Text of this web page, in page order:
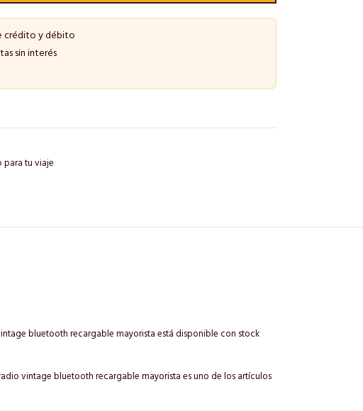
y débito
sin interés
para tu viaje
bluetooth recargable mayorista está disponible con stock
vintage bluetooth recargable mayorista es uno de los artículos